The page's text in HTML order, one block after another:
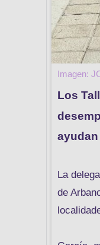
Imagen:
Los
La
de